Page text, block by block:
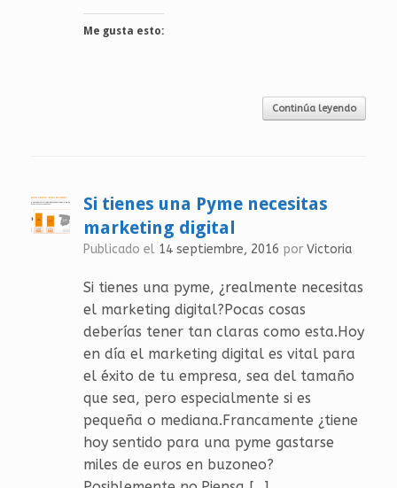
Me gusta esto:
Continúa leyendo
Si tienes una Pyme necesitas
marketing digital
Publicado el 14 septiembre, 2016 por Victoria
Si tienes una pyme, ¿realmente necesitas
el marketing digital?Pocas cosas
deberías tener tan claras como esta.Hoy
en día el marketing digital es vital para
el éxito de tu empresa, sea del tamaño
que sea, pero especialmente si es
pequeña o mediana.Francamente ¿tiene
hoy sentido para una pyme gastarse
miles de euros en buzoneo?